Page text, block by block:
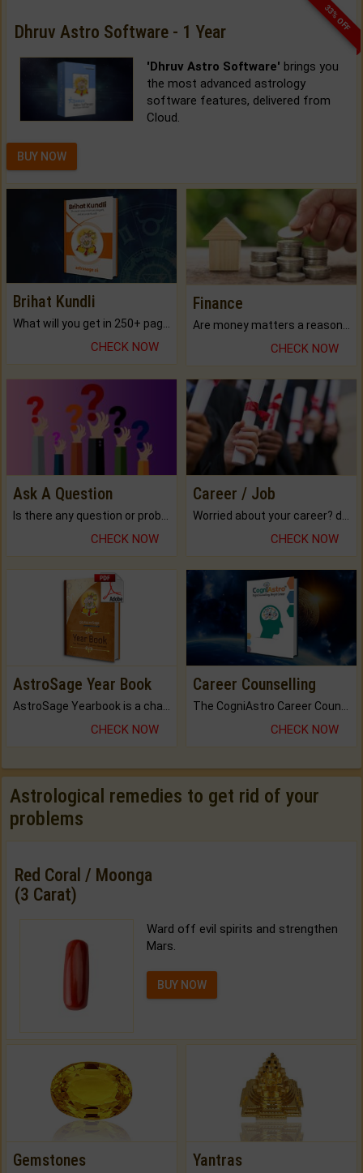
33% OFF
Dhruv Astro Software - 1 Year
'Dhruv Astro Software' brings you
the most advanced astrology
software features, delivered from
Cloud.
BUY NOW
Brihat Kundli
CHECK NOW
Finance
CHECK NOW
Ask A Question
Is there any question or problem lingering.
CHECK NOW
Career / Job
Worried about your career? don't know what is.
CHECK NOW
AstroSage Year Book
AstroSage Yearbook is a channel to fulfill your dreams and destiny.
CHECK NOW
Career Counselling
The CogniAstro Career Counselling Report is the most comprehensive report available on this topic.
CHECK NOW
Astrological remedies to get rid of your
problems
Red Coral / Moonga
(3 Carat)
Ward off evil spirits and strengthen
Mars.
BUY NOW
Gemstones Yantras